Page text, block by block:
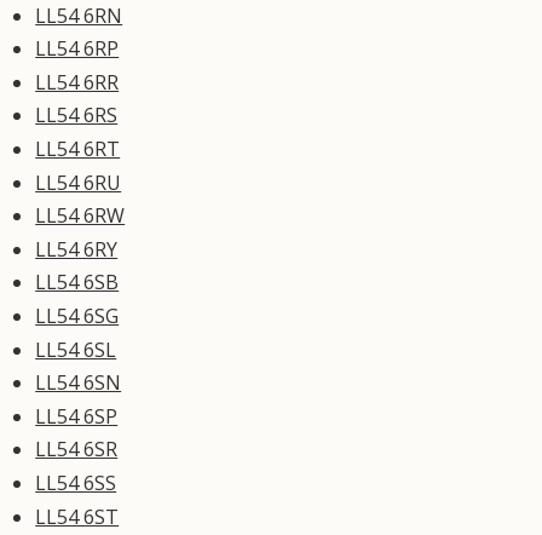
LL54 6RN
LL54 6RP
LL54 6RR
LL54 6RS
LL54 6RT
LL54 6RU
LL54 6RW
LL54 6RY
LL54 6SB
LL54 6SG
LL54 6SL
LL54 6SN
LL54 6SP
LL54 6SR
LL54 6SS
LL54 6ST